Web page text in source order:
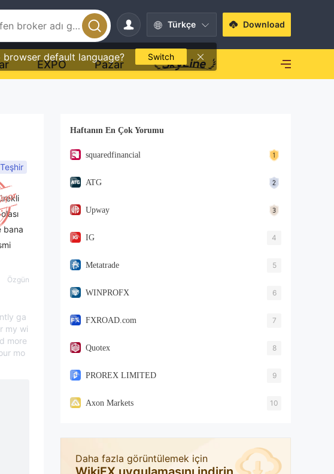
Türkçe
default language? Switch
Download
EXPO Pazar
Teşhir
bana
Özgün
ga
my wi
more
mo
Haftanın En Çok Yorumu
squaredfinancial
ATG
Upway
IG 4
Metatrade 5
WINPROFX 6
FXROAD.com 7
Quotex 8
PROREX LIMITED 9
Axon Markets 10
Daha fazla görüntülemek için